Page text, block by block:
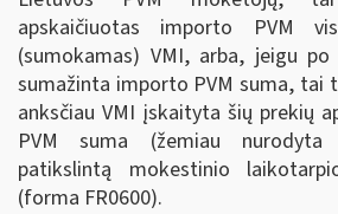
apskaičiuotas importo PVM
(sumokamas) VMI, arba, jeigu po
sumažinta importo PVM suma, tai
anksčiau VMI įskaityta šių prekių
PVM suma (žemiau
patikslintą mokestinio
(forma FR0600).